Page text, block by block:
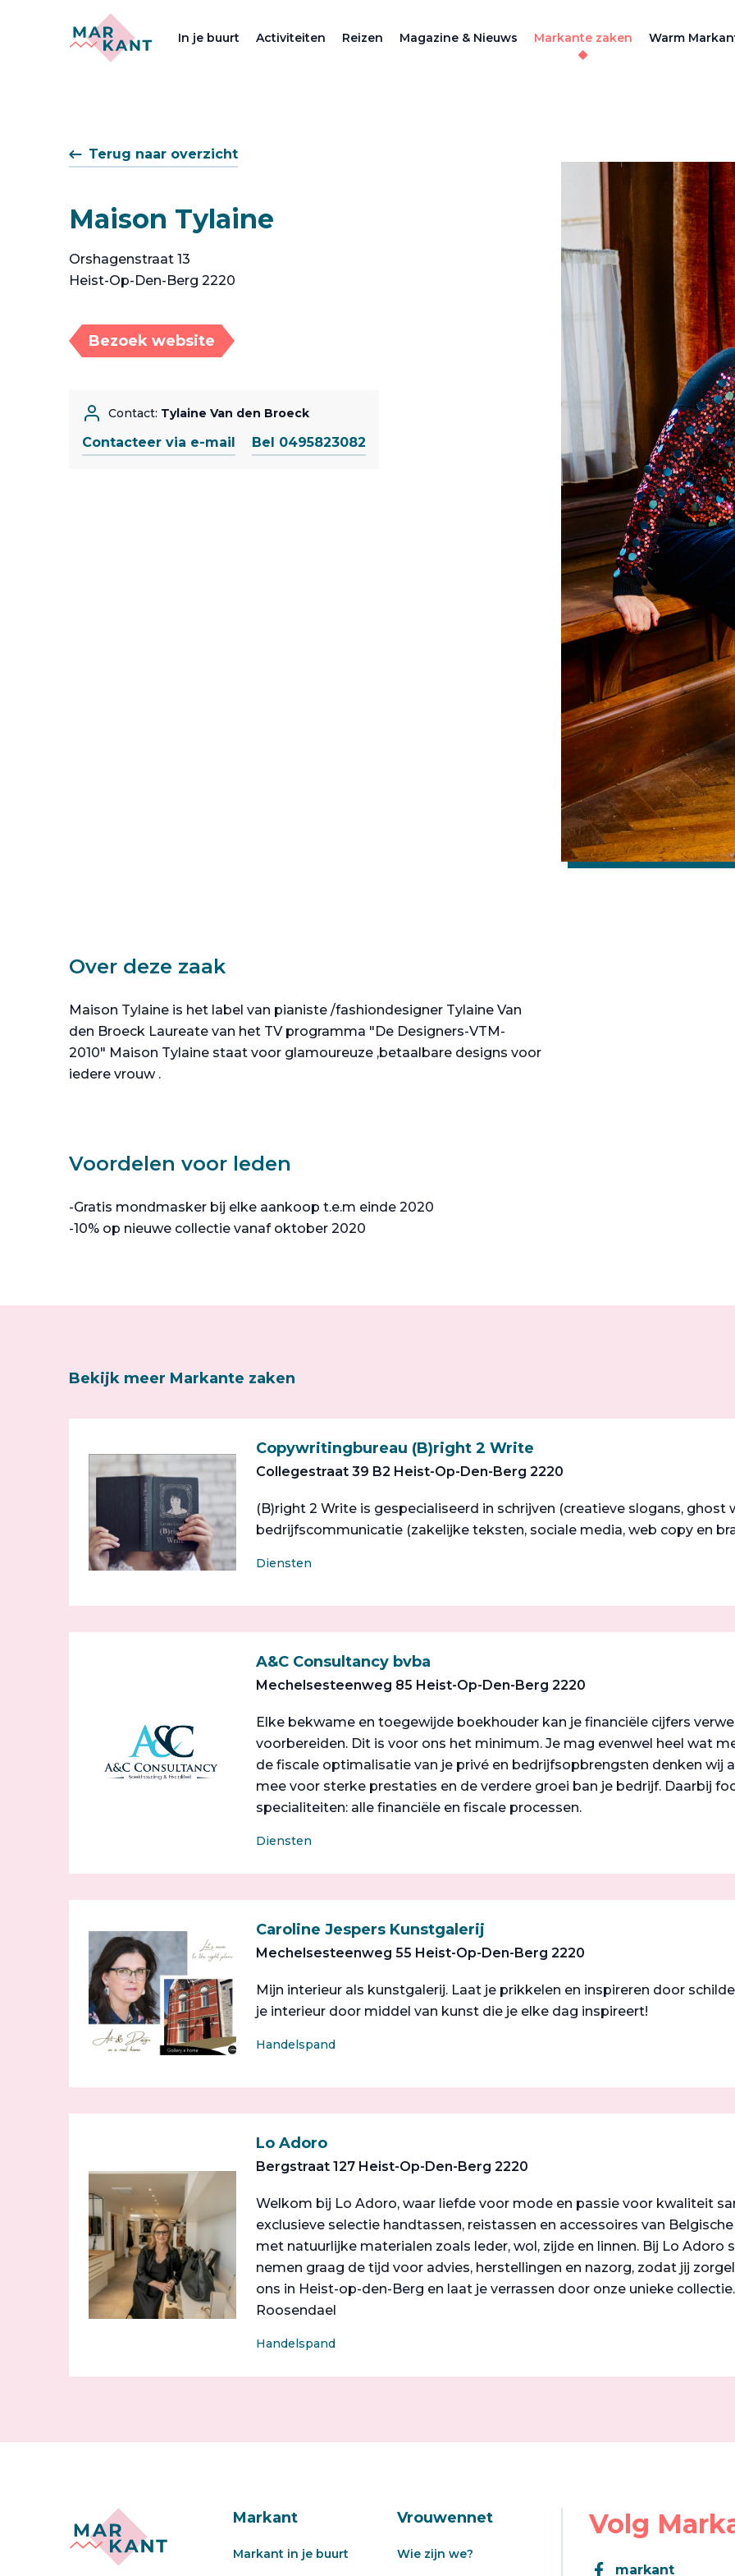
In je buurt Activiteiten Reizen Magazine & Nieuws Markante zaken Warm
Terug naar overzicht
Maison Tylaine
Orshagenstraat 13
Heist-Op-Den-Berg 2220
Bezoek website
Contact: Tylaine Van den Broeck
Contacteer via e-mail Bel 0495823082
Over deze zaak
Maison Tylaine is het label van pianiste /fashiondesigner Tylaine Van
den Broeck Laureate van het TV programma "De Designers-VTM-
2010" Maison Tylaine staat voor glamoureuze ,betaalbare designs voor
iedere vrouw .
Voordelen voor leden
-Gratis mondmasker bij elke aankoop t.e.m einde 2020
-10% op nieuwe collectie vanaf oktober 2020
Bekijk meer Markante zaken
Copywritingbureau (B)right 2 Write
Collegestraat 39 B2 Heist-Op-Den-Berg 2220
(B)right 2 Write is gespecialiseerd in schrijven (creatieve slogans, ghost
bedrijfscommunicatie (zakelijke teksten, sociale media, web copy en
Diensten
A&C Consultancy bvba
Mechelsesteenweg 85 Heist-Op-Den-Berg 2220
Elke bekwame en toegewijde boekhouder kan je financiële cijfers
voorbereiden. Dit is voor ons het minimum. Je mag evenwel heel wat
de fiscale optimalisatie van je privé en bedrijfsopbrengsten denken wij
mee voor sterke prestaties en de verdere groei ban je bedrijf. Daarbij
specialiteiten: alle financiële en fiscale processen.
Diensten
Caroline Jespers Kunstgalerij
Mechelsesteenweg 55 Heist-Op-Den-Berg 2220
Mijn interieur als kunstgalerij. Laat je prikkelen en inspireren door
je interieur door middel van kunst die je elke dag inspireert!
Handelspand
Lo Adoro
Bergstraat 127 Heist-Op-Den-Berg 2220
Welkom bij Lo Adoro, waar liefde voor mode en passie voor kwaliteit
exclusieve selectie handtassen, reistassen en accessoires van
met natuurlijke materialen zoals leder, wol, zijde en linnen. Bij Lo Adoro
nemen graag de tijd voor advies, herstellingen en nazorg, zodat jij
ons in Heist-op-den-Berg en laat je verrassen door onze unieke
Roosendael
Handelspand
Markant
Markant in je buurt
Vrouwennet
Wie zijn we?
Volg
markant